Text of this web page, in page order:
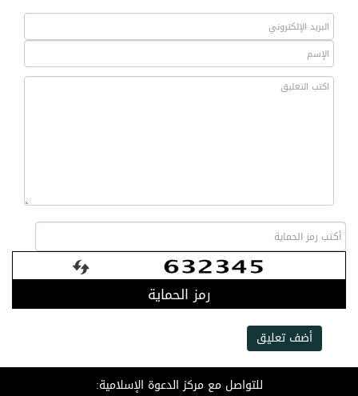
رمز الحماية
أضف تعليق
للتواصل مع مركز الدعوة الإسلامية: